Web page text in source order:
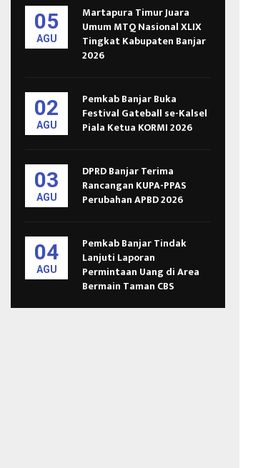
05
AGU
Martapura Timur Juara
Umum MTQ Nasional XLIX
Tingkat Kabupaten Banjar
2026
02
AGU
Pemkab Banjar Buka
Festival Gateball se-Kalsel
Piala Ketua KORMI 2026
03
AGU
DPRD Banjar Terima
Rancangan KUPA-PPAS
Perubahan APBD 2026
04
AGU
Pemkab Banjar Tindak
Lanjuti Laporan
Permintaan Uang di Area
Bermain Taman CBS